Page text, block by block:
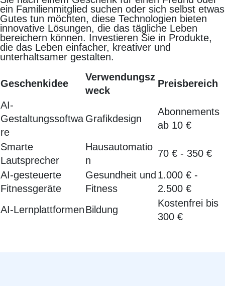
ein Familienmitglied suchen oder sich selbst etwas
Gutes tun möchten, diese Technologien bieten
innovative Lösungen, die das tägliche Leben
bereichern können. Investieren Sie in Produkte,
die das Leben einfacher, kreativer und
unterhaltsamer gestalten.
Geschenkidee
Verwendungsz
weck
Preisbereich
AI-
Gestaltungssoftwa
re
Grafikdesign
Abonnements
ab 10 €
Smarte
Lautsprecher
Hausautomatio
n
70 € - 350 €
AI-gesteuerte
Fitnessgeräte
Gesundheit und
Fitness
1.000 € -
2.500 €
AI-LernplattformenBildung
Kostenfrei bis
300 €